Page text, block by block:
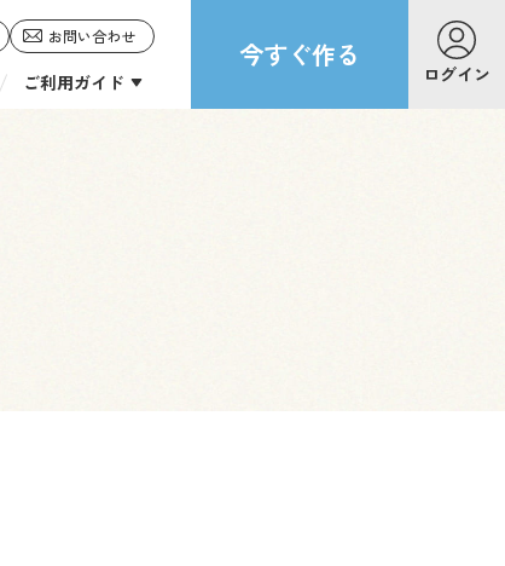
お問い合わせ
ご利用ガイド
今すぐ作る
ログイン